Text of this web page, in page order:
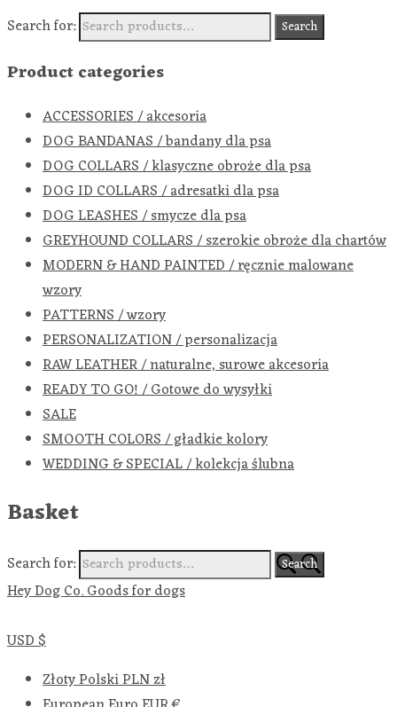
Search for:
Search
Product categories
ACCESSORIES / akcesoria
DOG BANDANAS / bandany dla psa
DOG COLLARS / klasyczne obroże dla psa
DOG ID COLLARS / adresatki dla psa
DOG LEASHES / smycze dla psa
GREYHOUND COLLARS / szerokie obroże dla chartów
MODERN & HAND PAINTED / ręcznie malowane
wzory
PATTERNS / wzory
PERSONALIZATION / personalizacja
RAW LEATHER / naturalne, surowe akcesoria
READY TO GO! / Gotowe do wysyłki
SALE
SMOOTH COLORS / gładkie kolory
WEDDING & SPECIAL / kolekcja ślubna
Basket
Search for: Search
Hey Dog Co. Goods for dogs
USD $
Złoty PolskiPLN zł